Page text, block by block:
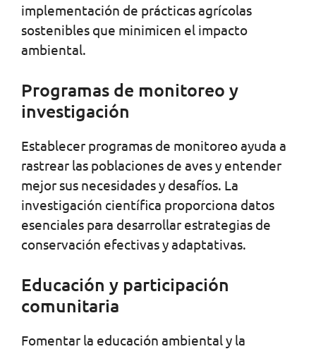
implementación de prácticas agrícolas
sostenibles que minimicen el impacto
ambiental.
Programas de monitoreo y
investigación
Establecer programas de monitoreo ayuda a
rastrear las poblaciones de aves y entender
mejor sus necesidades y desafíos. La
investigación científica proporciona datos
esenciales para desarrollar estrategias de
conservación efectivas y adaptativas.
Educación y participación
comunitaria
Fomentar la educación ambiental y la